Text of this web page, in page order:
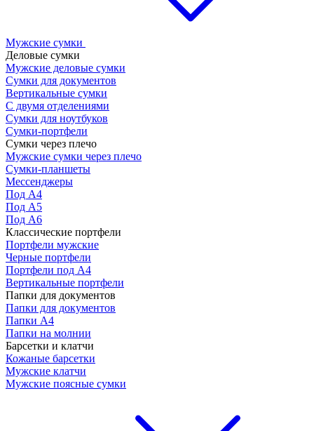
Мужские сумки
Деловые сумки
Мужские деловые сумки
Сумки для документов
Вертикальные сумки
С двумя отделениями
Сумки для ноутбуков
Сумки-портфели
Сумки через плечо
Мужские сумки через плечо
Сумки-планшеты
Мессенджеры
Под А4
Под А5
Под А6
Классические портфели
Портфели мужские
Черные портфели
Портфели под А4
Вертикальные портфели
Папки для документов
Папки для документов
Папки А4
Папки на молнии
Барсетки и клатчи
Кожаные барсетки
Мужские клатчи
Мужские поясные сумки